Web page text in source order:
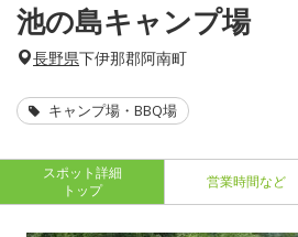
池の島キャンプ場
長野県下伊那郡阿南町
キャンプ場・BBQ場
スポット詳細
トップ
営業時間など